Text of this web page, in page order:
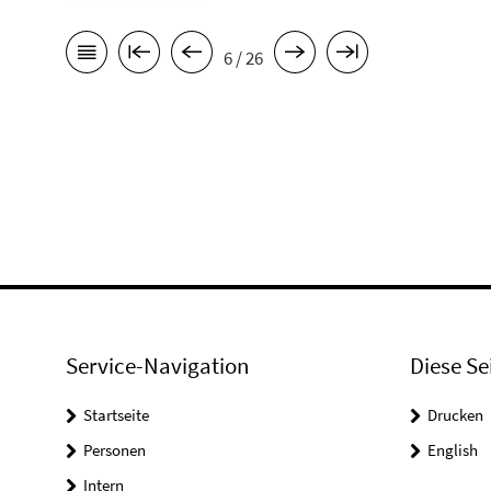
6 / 26
Service-Navigation
Startseite
Personen
Intern
Diese
Drucken
English